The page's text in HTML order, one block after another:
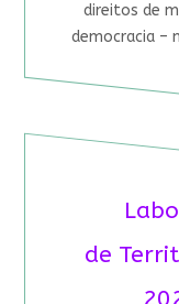
direitos de
democracia –
de